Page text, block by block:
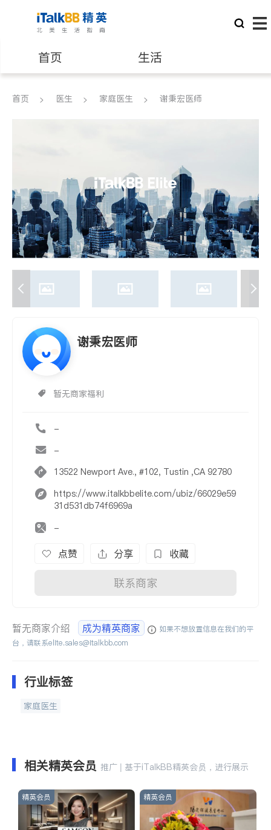
首页 生活
医生 律师
养老 非盈利组织
首页 医生 家庭医生 谢秉宏医师
谢秉宏医师
暂无商家福利
-
-
13522 Newport Ave., #102, Tustin ,CA 92780
https://www.italkbbelite.com/ubiz/66029e59
31d531db74f6969a
-
点赞 分享 收藏
联系商家
暂无商家介绍 成为精英商家
如果不想放置信息在我们的平
台，请联系elite.sales@italkbb.com
行业标签
家庭医生
相关精英会员 推广 | 基于iTalkBB精英会员，进行展示
精英会员 精英会员